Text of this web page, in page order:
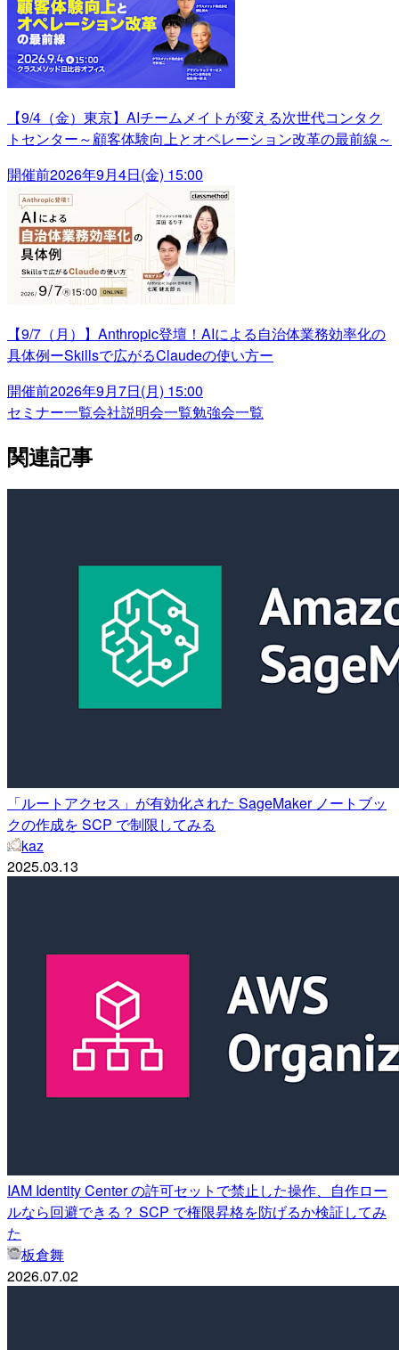
【9/4（金）東京】AIチームメイトが変える次世代コンタク
トセンター～顧客体験向上とオペレーション改革の最前線～
開催前2026年9月4日(金) 15:00
【9/7（月）】Anthropic登壇！AIによる自治体業務効率化の
具体例ーSkillsで広がるClaudeの使い方ー
開催前2026年9月7日(月) 15:00
セミナー一覧会社説明会一覧勉強会一覧
関連記事
「ルートアクセス」が有効化された SageMaker ノートブッ
クの作成を SCP で制限してみる
kaz
2025.03.13
IAM Identity Center の許可セットで禁止した操作、自作ロー
ルなら回避できる？ SCP で権限昇格を防げるか検証してみ
た
板倉舞
2026.07.02